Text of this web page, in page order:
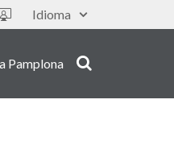
Idioma
Pamplona